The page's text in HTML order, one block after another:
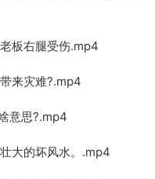
板右腿受伤.mp4
来灾难?.mp4
意思?.mp4
大的坏风水。.mp4